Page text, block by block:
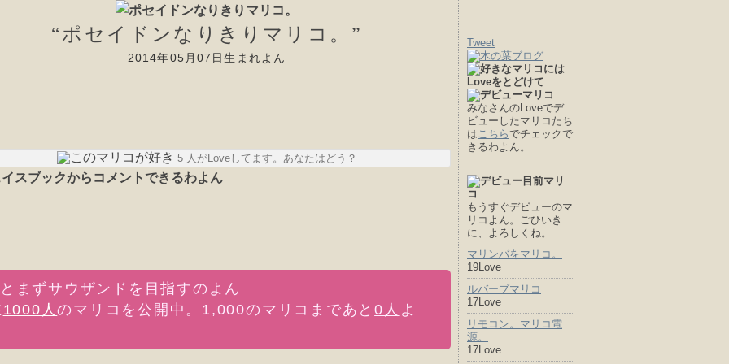
“ポセイドンなりきりマリコ。”
2014年05月07日生まれよん
5 人がLoveしてます。あなたはどう？
1000人のマリコを公開中。1,000のマリコまであと0人 よ
Tweet
みなさんのLoveでデ
ビューしたマリコたち
はこちら でチェックで
きるわよん。
もうすぐデビューのマ
リコよん。ごひいき
に、よろしくね。
マリンバをマリコ。
19Love
ルバーブマリコ
17Love
リモコン。マリコ電
源。
17Love